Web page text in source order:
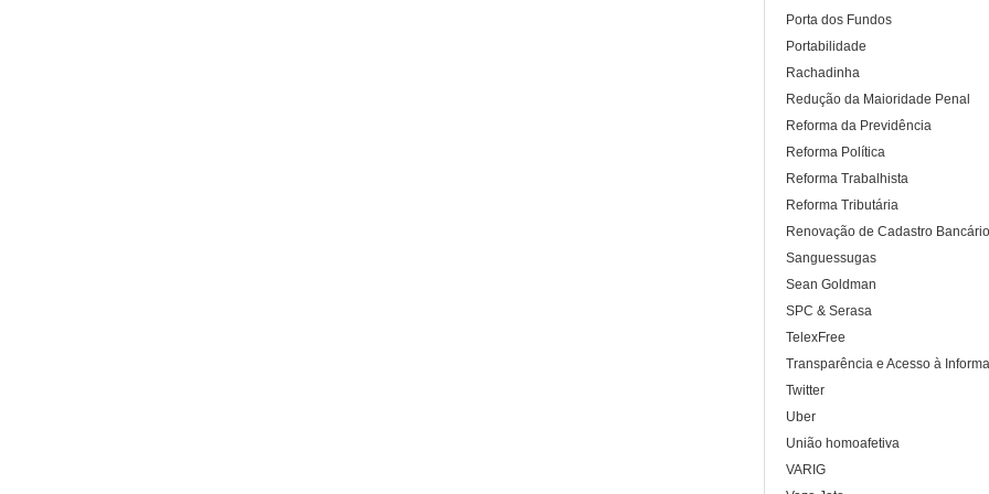
Porta dos Fundos
Portabilidade
Rachadinha
Redução da Maioridade Penal
Reforma da Previdência
Reforma Política
Reforma Trabalhista
Reforma Tributária
Renovação de Cadastro Bancário
Sanguessugas
Sean Goldman
SPC & Serasa
TelexFree
Transparência e Acesso à
Twitter
Uber
União homoafetiva
VARIG